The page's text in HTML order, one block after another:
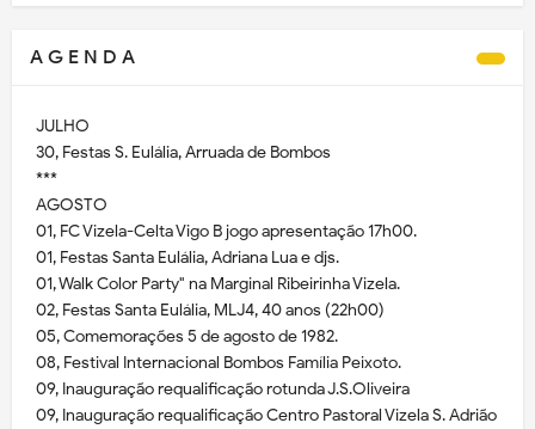
A G E N D A
JULHO
30, Festas S. Eulália, Arruada de Bombos
***
AGOSTO
01, FC Vizela-Celta Vigo B jogo apresentação 17h00.
01, Festas Santa Eulália, Adriana Lua e djs.
01, Walk Color Party" na Marginal Ribeirinha Vizela.
02, Festas Santa Eulália, MLJ4, 40 anos (22h00)
05, Comemorações 5 de agosto de 1982.
08, Festival Internacional Bombos Família Peixoto.
09, Inauguração requalificação rotunda J.S.Oliveira
09, Inauguração requalificação Centro Pastoral Vizela S. Adrião